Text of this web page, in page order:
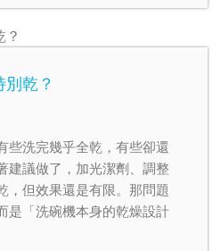
乾？
些洗完幾乎全乾，有些卻還
建議做了，加光潔劑、調整
，但效果還是有限。那問題
是「洗碗機本身的乾燥設計